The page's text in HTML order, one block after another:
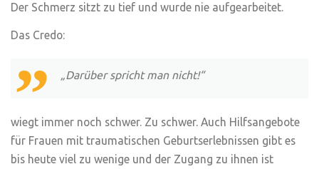
Der Schmerz sitzt zu tief und wurde nie aufgearbeitet.
Das Credo:
„Darüber spricht man nicht!“
wiegt immer noch schwer. Zu schwer. Auch Hilfsangebote
für Frauen mit traumatischen Geburtserlebnissen gibt es
bis heute viel zu wenige und der Zugang zu ihnen ist